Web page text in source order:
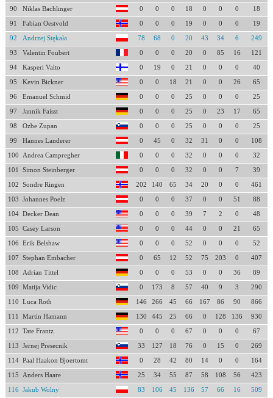
90 Niklas Bachlinger 0 0 0 18 0 0 0 18
91 Fabian Oestvold 0 0 0 19 0 0 0 19
92 Andrzej Stękała 78 68 0 20 43 34 6 249
93 Valentin Foubert 0 0 0 20 0 85 16 121
94 Kasperi Valto 0 19 0 21 0 0 0 40
95 Kevin Bickner 0 0 18 21 0 0 26 65
96 Emanuel Schmid 0 0 0 25 0 0 0 25
97 Jannik Faisst 0 0 0 25 0 23 17 65
98 Ozbe Zupan 0 0 0 25 0 0 0 25
99 Hannes Landerer 0 45 0 32 31 0 0 108
100 Andrea Campregher 0 0 0 32 0 0 0 32
101 Simon Steinberger 0 0 0 32 0 0 7 39
102 Sondre Ringen 202 140 65 34 20 0 0 461
103 Johannes Poelz 0 0 0 37 0 0 51 88
104 Decker Dean 0 0 0 39 7 2 0 48
105 Casey Larson 0 0 0 44 0 0 21 65
106 Erik Belshaw 0 0 0 52 0 0 0 52
107 Stephan Embacher 0 65 12 52 75 203 0 407
108 Adrian Tittel 0 0 0 53 0 0 36 89
109 Matija Vidic 0 173 8 57 40 9 3 290
110 Luca Roth 146 266 45 66 167 86 90 866
111 Martin Hamann 130 445 25 66 0 128 136 930
112 Tate Frantz 0 0 0 67 0 0 0 67
113 Jernej Presecnik 33 127 18 76 0 15 0 269
114 Paal Haakon Bjoertomt 0 28 42 80 14 0 0 164
115 Anders Haare 25 34 55 87 58 108 56 423
116 Jakub Wolny 83 106 45 136 57 66 16 509